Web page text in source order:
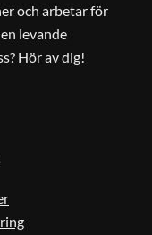
och arbetar för
levande
Hör av dig!